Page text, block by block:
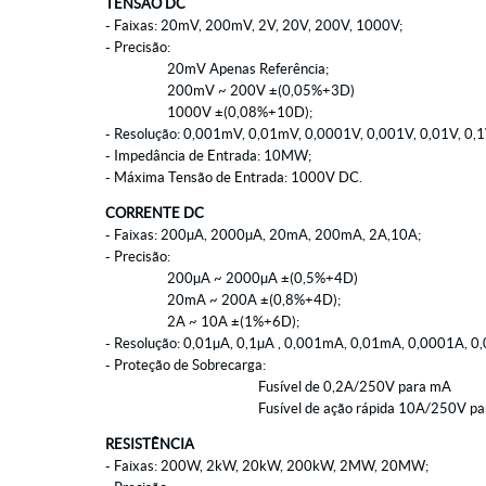
TENSÃO DC
- Faixas: 20mV, 200mV, 2V, 20V, 200V, 1000V;
- Precisão:
20mV Apenas Referência;
200mV ~ 200V ±(0,05%+3D)
1000V ±(0,08%+10D);
- Resolução: 0,001mV, 0,01mV, 0,0001V, 0,001V, 0,01V,
- Impedância de Entrada: 10MW;
- Máxima Tensão de Entrada: 1000V DC.
CORRENTE DC
- Faixas: 200µA, 2000µA, 20mA, 200mA, 2A,10A;
- Precisão:
200µA ~ 2000µA ±(0,5%+4D)
20mA ~ 200A ±(0,8%+4D);
2A ~ 10A ±(1%+6D);
- Resolução: 0,01µA, 0,1µA , 0,001mA, 0,01mA, 0,0001A,
- Proteção de Sobrecarga:
Fusível de 0,2A/250V para mA
Fusível de ação rápida 10A/250V para
RESISTÊNCIA
- Faixas: 200W, 2kW, 20kW, 200kW, 2MW, 20MW;